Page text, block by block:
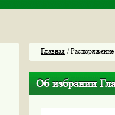
Главная /
Об избрании